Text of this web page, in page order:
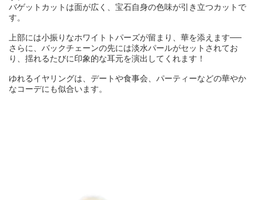
バゲットカットは面が広く、宝石自身の色味が引き立つカットで
す。
上部には小振りなホワイトトパーズが留まり、華を添えます──
さらに、バックチェーンの先には淡水パールがセットされてお
り、揺れるたびに印象的な耳元を演出してくれます！
ゆれるイヤリングは、デートや食事会、パーティーなどの華やか
なコーデにも似合います。